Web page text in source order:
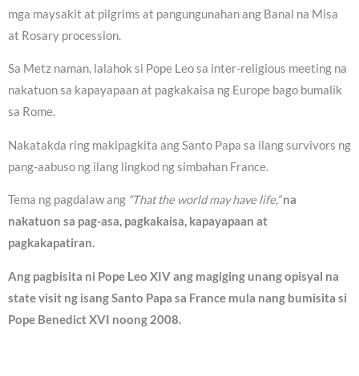
mga maysakit at pilgrims at pangungunahan ang Banal na Misa
at Rosary procession.
Sa Metz naman, lalahok si Pope Leo sa inter-religious meeting na
nakatuon sa kapayapaan at pagkakaisa ng Europe bago bumalik
sa Rome.
Nakatakda ring makipagkita ang Santo Papa sa ilang survivors ng
pang-aabuso ng ilang lingkod ng simbahan France.
Tema ng pagdalaw ang “That the world may have life,”na
nakatuon sa pag-asa, pagkakaisa, kapayapaan at
pagkakapatiran.
Ang pagbisita ni Pope Leo XIV ang magiging unang opisyal na
state visit ng isang Santo Papa sa France mula nang bumisita si
Pope Benedict XVI noong 2008.